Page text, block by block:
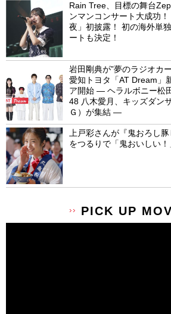
Rain Tree、目標の舞台
ンマンコンサート大成功
夜」初披露！ 初の海外単
ートも決定！
岩田剛典が”夢のラジオカ
愛知トヨタ「AT Dream」
ア開始 ― ヘラルボニー松
48 八木愛月、キッズダン
Ｇ）が集結 ―
上戸彩さんが『鬼おろし
をつるりで「鬼おいしい！
PICK UP